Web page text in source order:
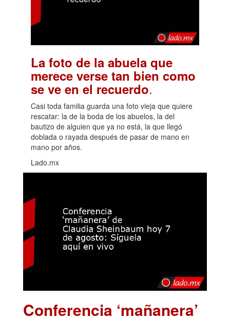
La foto de la abuela que
merece verse tan bien como
se ve en el recuerdo.
Casi toda familia guarda una foto vieja que quiere
rescatar: la de la boda de los abuelos, la del
bautizo de alguien que ya no está, la que llegó
doblada o rayada después de pasar de mano en
mano por años.
Lado.mx
Conferencia ‘mañanera’